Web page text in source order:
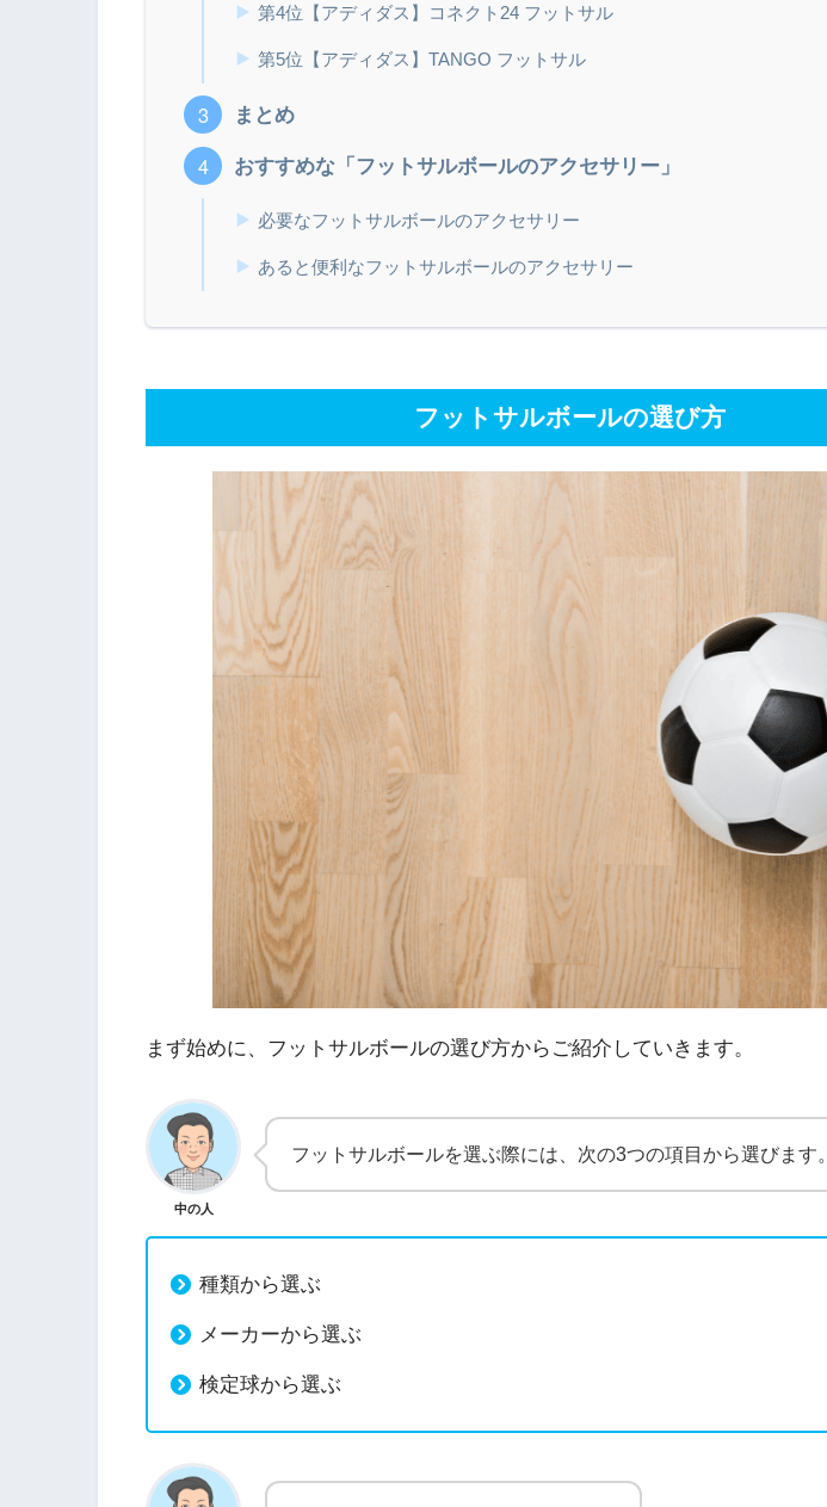
第4位【アディダス】コネクト24 フットサル
第5位【アディダス】TANGO フットサル
まとめ
おすすめな「フットサルボールのアクセサリー」
必要なフットサルボールのアクセサリー
あると便利なフットサルボールのアクセサリー
フットサルボールの選び方
まず始めに、フットサルボールの選び方からご紹介していきます。
中の人
フットサルボールを選ぶ際には、次の3つの項目から選びます。
種類から選ぶ
メーカーから選ぶ
検定球から選ぶ